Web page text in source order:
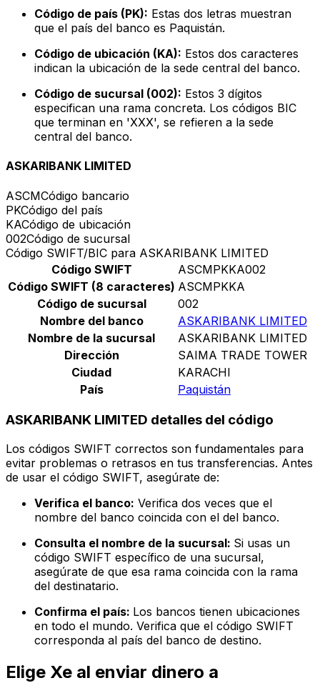
Código de país (PK): Estas dos letras muestran
que el país del banco es Paquistán.
Código de ubicación (KA): Estos dos caracteres
indican la ubicación de la sede central del banco.
Código de sucursal (002): Estos 3 dígitos
especifican una rama concreta. Los códigos BIC
que terminan en 'XXX', se refieren a la sede
central del banco.
ASKARIBANK LIMITED
ASCMCódigo bancario
PKCódigo del país
KACódigo de ubicación
002Código de sucursal
Código SWIFT/BIC para ASKARIBANK LIMITED
Código SWIFT
ASCMPKKA002
Código SWIFT (8 caracteres) ASCMPKKA
Código de sucursal
002
Nombre del banco
ASKARIBANK LIMITED
Nombre de la sucursal
ASKARIBANK LIMITED
Dirección
SAIMA TRADE TOWER
Ciudad
KARACHI
País
Paquistán
ASKARIBANK LIMITED detalles del código
Los códigos SWIFT correctos son fundamentales para
evitar problemas o retrasos en tus transferencias. Antes
de usar el código SWIFT, asegúrate de:
Verifica el banco: Verifica dos veces que el
nombre del banco coincida con el del banco.
Consulta el nombre de la sucursal: Si usas un
código SWIFT específico de una sucursal,
asegúrate de que esa rama coincida con la rama
del destinatario.
Confirma el país: Los bancos tienen ubicaciones
en todo el mundo. Verifica que el código SWIFT
corresponda al país del banco de destino.
Elige Xe al enviar dinero a